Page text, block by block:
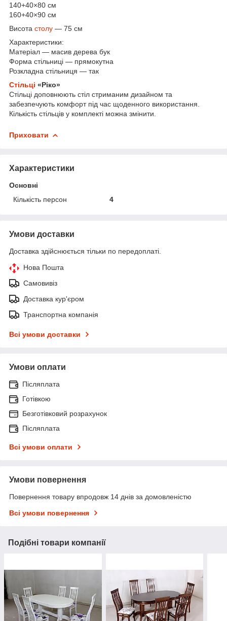
140+40×80 см
160+40×90 см
Висота столу — 75 см
Характеристики:
Матеріал — масив дерева бук
Форма стільниці — прямокутна
Розкладна стільниця — так
Стільці «Ріко»
Стільці доповнюють стіл стриманим дизайном та
забезпечують комфорт під час щоденного використання.
Кількість стільців у комплекті можна змінити.
Приховати
Характеристики
Основні
Кількість персон
4
Умови доставки
Доставка здійснюється тільки по передоплаті.
Нова Пошта
Самовивіз
Доставка кур'єром
Транспортна компанія
Всі умови доставки
Умови оплати
Післяплата
Готівкою
Безготівковий розрахунок
Післяплата
Всі умови оплати
Умови повернення
Повернення товару впродовж 14 днів за домовленістю
Всі умови повернення
Подібні товари компанії